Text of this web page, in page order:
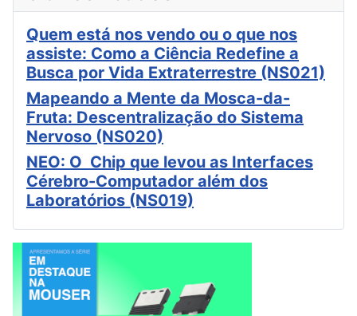
Quem está nos vendo ou o que nos
assiste: Como a Ciência Redefine a
Busca por Vida Extraterrestre (NS021)
Mapeando a Mente da Mosca-da-
Fruta: Descentralização do Sistema
Nervoso (NS020)
NEO: O Chip que levou as Interfaces
Cérebro-Computador além dos
Laboratórios (NS019)